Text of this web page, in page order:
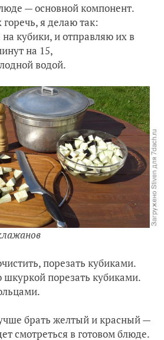
— основной компонент.
я делаю так:
кубики, и отправляю их в
на 15,
водой.
порезать кубиками.
порезать кубиками.
брать желтый и красный —
смотреться в готовом блюде.